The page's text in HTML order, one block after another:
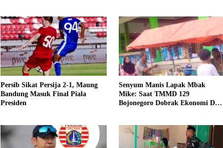
Persib Sikat Persija 2-1, Maung
Bandung Masuk Final Piala
Presiden
Senyum Manis Lapak Mbak
Mike: Saat TMMD 129
Bojonegoro Dobrak Ekonomi Desa